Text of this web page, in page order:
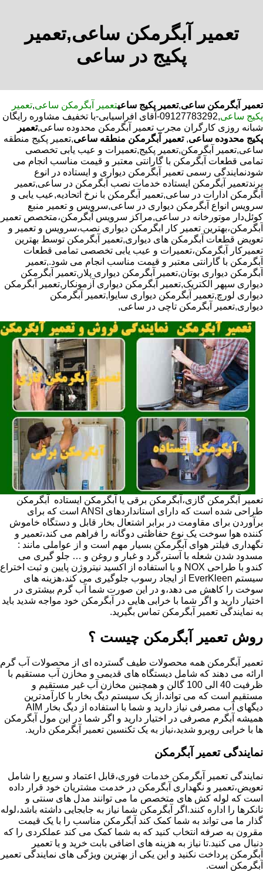
تعمیر آبگرمکن ساعی,تعمیر
پکیج در ساعی
تعمیر آبگرمکن ساعی,تعمیر پکیج ساعیتعمیر آبگرمکن ساعی,تعمیر
پکیج ساعی
,09127783292-آقای افراسیابی-با تخفیف مشاوره رایگان
شبانه روزی کارگران مجرب تعمیر آبگرمکن محدوده ساعی,تعمیر
پکیج محدوده ساعی, تعمیر آبگرمکن منطقه ساعی,تعمیر پکیج منطقه
ساعی,تعمیر آبگرمکن,تعمیر پکیج,تعمیرات و عیب یابی تخصصی
تمامی قطعات آبگرمکن با گارانتی معتبر و قیمت مناسب انجام می
شودنمایندگی رسمی تعمیر آبگرمکن دیواری و ایستاده در انوع
برندتعمیر آبگرمکن ایستاده خدمات نصب آبگرمکن در ساعی,تعمیر
آبگرمکن ادارات در ساعی,تعمیر آبگرمکن با نرخ اتحادیه,عیب یابی و
سرویس انواع آبگرمکن دیواری در ساعی,سرویس و تعمیر منبع
کوئل‌دار موتورخانه در ساعی,مراکز سرویس آبگرمکن،متخصص تعمیر
آبگرمکن،بهترین تعمیر کار ابگرمکن دیواری نصب،سرویس و تعمیر و
تعویض قطعات آبگرمکن های دیواری,تعمیر آبگرمکن توسط بهترین
تعمیرکار آبگرمکن،تعمیرات و عیب یابی تخصصی تمامی قطعات
آبگرمکن با گارانتی معتبر و قیمت مناسب انجام می شود.,تعمیر
آبگرمکن دیواری بوتان,تعمیر آبگرمکن دیواری پلار,تعمیر آبگرمکن
دیواری سپهر الکتریک,تعمیر آبگرمکن دیواری آزمونکار,تعمیر آبگرمکن
دیواری لورچ,تعمیر آبگرمکن دیواری سایوا,تعمیر آبگرمکن
دیواری,تعمیر آبگرمکن تاچی در ساعی,
تعمیر آبگرمکن گازی،آبگرمکن برقی یا آبگرمکن ایستاده ​ آبگرمکن
طراحی شده است که دارای استانداردهای ANSI است که برای
برآوردن برای مقاومت در برابر اشتعال بخار قابل و دستگاه خاموش
کننده هوا سوخت یک نوع حفاظتی دوگانه را فراهم می کند،تعمیر و
نگهداری فیلتر هوای آبگرمکن بسیار مهم است و از عواملی مانند :
مسدود شدن شعله با آستر،گرد و غبار و روغن و … جلو گیری می
کندو با طراحی NOX و با استفاده از اکسید نیتروژن پایین و ثبت اختراع
سیستم EverKleen از ایجاد رسوب جلوگیری می کند،هزینه های
سوخت را کاهش می دهد،و در این صورت شما آب گرم بیشتری در
اختیار دارید و اگر شما با خرابی هایی در آبگرمکن خود مواجه شدید باید
به نمایندگی تعمیر آبگرمکن تماس بگیرید.
روش تعمیر آبگرمکن چیست ؟
تعمیر آبگرمکن همه محصولات طیف گسترده ای از محصولات آب گرم
ارائه می دهند که شامل دیستگاه های قدیمی و مخازن آب مستقیم با
ظرفیت 40 الی 100 گالن و همچنین مخازن آب غیر مستقیم و
مستقیم است که می تواند،از یک سیستم دیگ بخار با کارآمدترین
دیگهای آب مصرفی نیاز دارید و شما با استفاده از دیگ بخار AIM
همیشه آبگرم مصرفی در اختیار دارید و اگر شما در این مول آبگرمکن
ها با خرابی روبرو شدید،نیاز به یک تکنسین تعمیر آبگرمکن دارید.
نمایندگی تعمیر آبگرمکن
نمایندگی تعمیر آبگرمکن خدمات فوری،قابل اعتماد و سریع را شامل
تعویض،تعمیر و نگهداری آبگرمکن در خدمت مشتریان خود قرار داده
است که لوله کش های متخصص ما می توانند مدل های سنتی و
تانکرها را اداره کنند.اگر آبگرمکن شما نیاز به جابجایی داشته باشد،لوله
گذار ما می تواند به شما کمک کند آبگرمکن مناسب را با یک قیمت
مقرون به صرفه انتخاب کنید که به شما کمک می کند عملکردی را که
دنبال می کنید.تا نیاز به هزینه های اضافی بابت خرید و یا تعمیر
آبگرمکن پرداخت نکنید و این یکی از بهترین ویژگی های نمایندگی تعمیر
آبگرمکن است.